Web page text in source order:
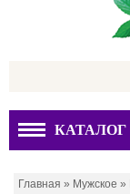
КАТАЛОГ
Главная » Мужское »